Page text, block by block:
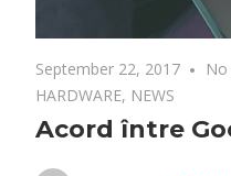
September 22, 2017
HARDWARE, NEWS
Acord între